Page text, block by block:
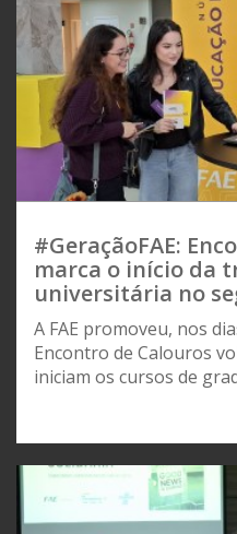
#GeraçãoFAE:
marca o início da
universitária no
A FAE promoveu, nos
Encontro de Calouros
iniciam os cursos de